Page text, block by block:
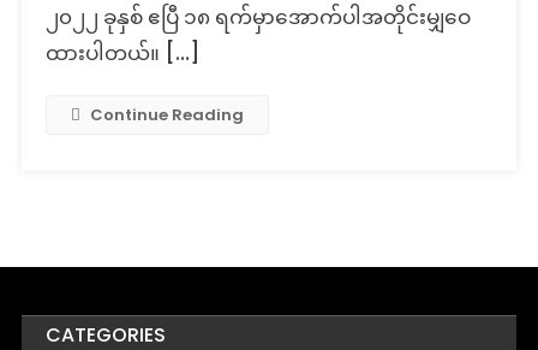
၂၀၂၂ ခုနှစ် ဧပြီ ၁၈ ရက်မှာအောက်ပါအတိုင်းမျှဝေ
ထားပါတယ်။ […]
Continue Reading
CATEGORIES